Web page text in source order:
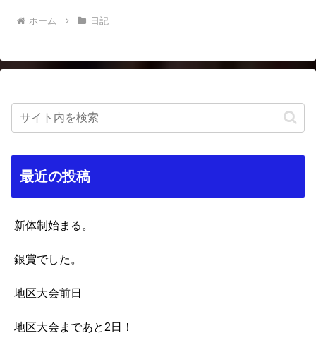
ホーム 日記
最近の投稿
新体制始まる。
銀賞でした。
地区大会前日
地区大会まであと2日！